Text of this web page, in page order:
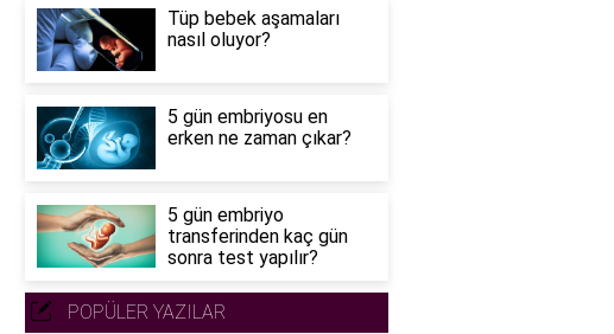
Tüp bebek aşamaları
nasıl oluyor?
5 gün embriyosu en
erken ne zaman çıkar?
5 gün embriyo
transferinden kaç gün
sonra test yapılır?
POPÜLER YAZILAR